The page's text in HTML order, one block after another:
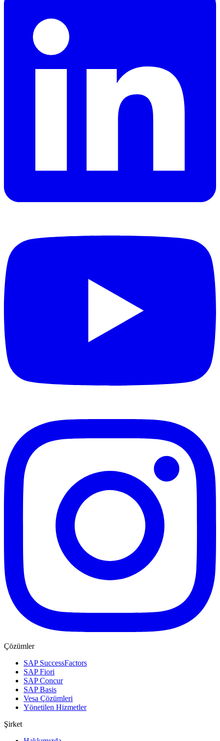
Çözümler
SAP SuccessFactors
SAP Fiori
SAP Concur
SAP Basis
Vesa Çözümleri
Yönetilen Hizmetler
Şirket